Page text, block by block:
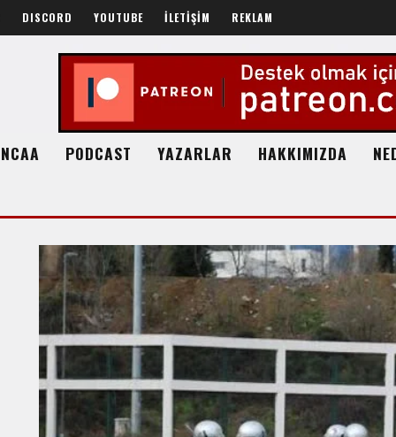
DISCORD YOUTUBE İLETİŞİM REKLAM
NCAA PODCAST YAZARLAR HAKKIMIZDA